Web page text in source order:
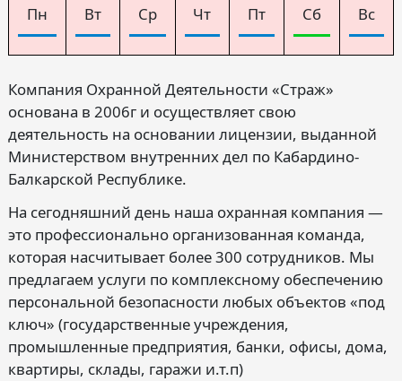
Пн Вт Ср Чт Пт Сб Вс
Компания Охранной Деятельности «Страж»
основана в 2006г и осуществляет свою
деятельность на основании лицензии, выданной
Министерством внутренних дел по Кабардино-
Балкарской Республике.
На сегодняшний день наша охранная компания —
это профессионально организованная команда,
которая насчитывает более 300 сотрудников. Мы
предлагаем услуги по комплексному обеспечению
персональной безопасности любых объектов «под
ключ» (государственные учреждения,
промышленные предприятия, банки, офисы, дома,
квартиры, склады, гаражи и.т.п)